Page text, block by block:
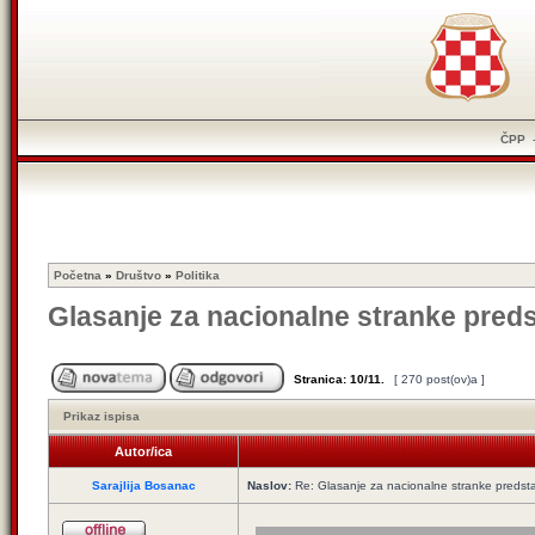
ČPP
Početna » Društvo » Politika
Glasanje za nacionalne stranke
Stranica: 10/11 [ 270 post(ov)a ]
Prikaz ispisa
Autor/ica
Sarajlija Bosanac Naslov: Re: Glasanje za nacionalne stranke